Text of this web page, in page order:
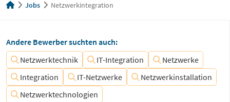
Jobs Netzwerkintegration
Andere Bewerber suchten auch:
Netzwerktechnik
IT-Integration
Netzwerke
Integration
IT-Netzwerke
Netzwerkinstallation
Netzwerktechnologien